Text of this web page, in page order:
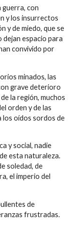
guerra, con
y los insurrectos
y de miedo, que se
espacio para
convivido por
minados, las
grave deterioro
la región, muchos
orden y de las
los oídos sordos de
y social, nadie
esta naturaleza.
soledad, de
el imperio del
de
frustradas.